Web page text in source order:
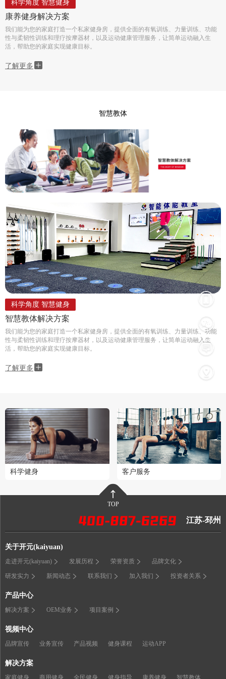
科学角度 智慧健身
康养健身解决方案
我们能为您的家庭打造一个私家健身房，提供全面的有氧训练、力量训练、功能
性与柔韧性训练和理疗按摩器材，以及运动健康管理服务，让简单运动融入生
活，帮助您的家庭实现健康目标。
了解更多
智慧教体
科学角度 智慧健身
智慧教体解决方案
我们能为您的家庭打造一个私家健身房，提供全面的有氧训练、力量训练、功能
性与柔韧性训练和理疗按摩器材，以及运动健康管理服务，让简单运动融入生
活，帮助您的家庭实现健康目标。
了解更多
科学健身 客户服务
TOP
江苏-邳州
关于开元(kaiyuan)
走进开元(kaiyuan) 发展历程 荣誉资质 品牌文化
研发实力 新闻动态 联系我们 加入我们 投资者关系
产品中心
解决方案 OEM业务 项目案例
视频中心
品牌宣传 业务宣传 产品视频 健身课程 运动APP
解决方案
家庭健身 商用健身 全民健身 健身指导 康养健身 智慧教体